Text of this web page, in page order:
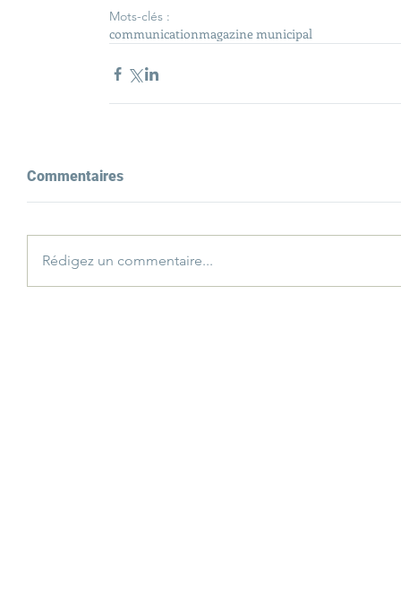
Mots-clés :
communicationmagazine municipal
Commentaires
Rédigez un commentaire...